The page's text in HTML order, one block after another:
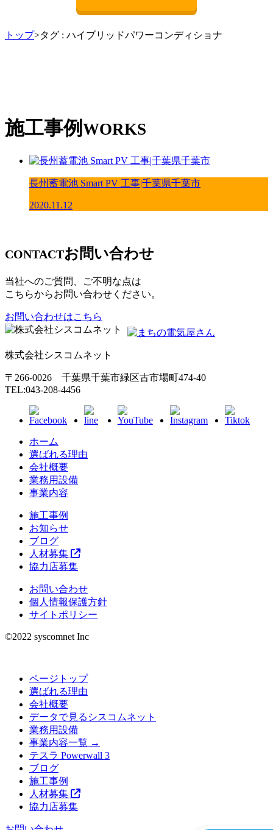
トップ>タグ : ハイブリッドパワーコンディショナ
施工事例 WORKS
長州蓄電池 Smart PV 工事|千葉県千葉市
2020.11.12
CONTACTお問い合わせ
当社へのご質問、ご不明な点は
こちらからお問い合わせください。
お問い合わせはこちら
株式会社シスコムネット
〒266-0026 千葉県千葉市緑区古市場町474-40
TEL:043-208-4456
ホーム
選ばれる理由
会社概要
業務用設備
事業内容
施工事例
お知らせ
ブログ
人材募集
協力店募集
お問い合わせ
個人情報保護方針
サイトポリシー
©︎2022 syscomnet Inc
ページトップ
選ばれる理由
会社概要
データで見るシスコムネット
業務用設備
事業内容一覧 →
テスラ Powerwall 3
ブログ
施工事例
人材募集
協力店募集